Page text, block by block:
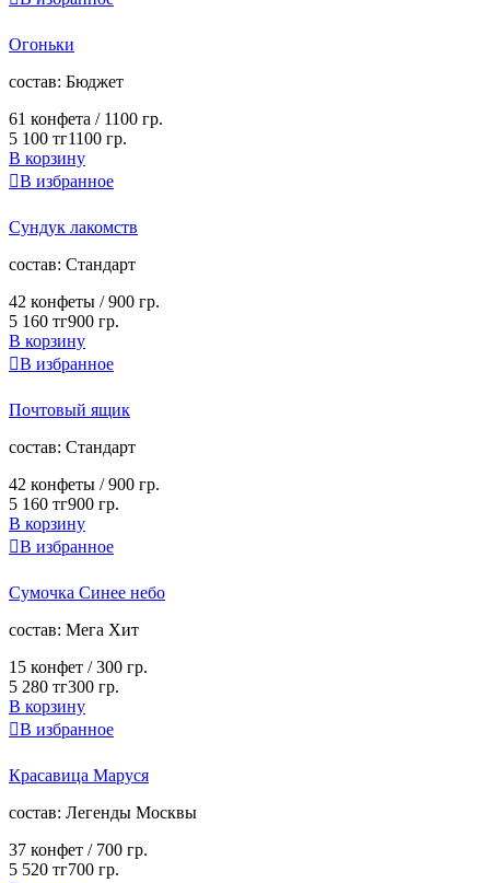
Огоньки
cостав: Бюджет
61 конфета / 1100 гр.
5 100 тг1100 гр.
В корзину
В избранное
Сундук лакомств
cостав: Стандарт
42 конфеты /900 гр.
5 160 тг900 гр.
В корзину
В избранное
Почтовый ящик
cостав: Стандарт
42 конфеты /900 гр.
5 160 тг900 гр.
В корзину
В избранное
Сумочка Синее небо
cостав: Мега Хит
15 конфет /300 гр.
5 280 тг300 гр.
В корзину
В избранное
Красавица Маруся
cостав: Легенды Москвы
37 конфет / 700 гр.
5 520 тг700 гр.